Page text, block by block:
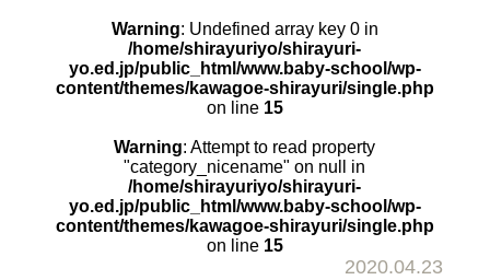
Warning: Undefined array key 0 in
/home/shirayuriyo/shirayuri-
yo.ed.jp/public_html/www.baby-school/wp-
content/themes/kawagoe-shirayuri/single.php
on line 15
Warning: Attempt to read property
"category_nicename" on null in
/home/shirayuriyo/shirayuri-
yo.ed.jp/public_html/www.baby-school/wp-
content/themes/kawagoe-shirayuri/single.php
on line 15
2020.04.23